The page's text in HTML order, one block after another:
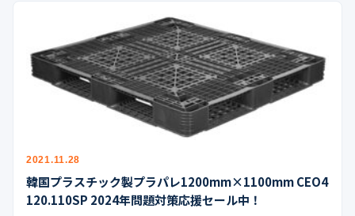
2021.11.28
韓国プラスチック製プラパレ1200mm×1100mm CEO4
120.110SP 2024年問題対策応援セール中！